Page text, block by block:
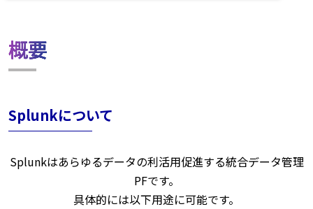
概要
Splunkについて
Splunkはあらゆるデータの利活用促進する統合データ管理
PFです。
具体的には以下用途に可能です。​​